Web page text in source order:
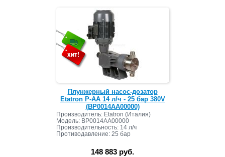
Плунжерный насос-дозатор
Etatron P-AA 14 л/ч - 25 бар 380V
(BP0014AA00000)
Производитель: Etatron (Италия)
Модель: BP0014AA00000
Производительность: 14 л/ч
Противодавление: 25 бар
148 883 руб.